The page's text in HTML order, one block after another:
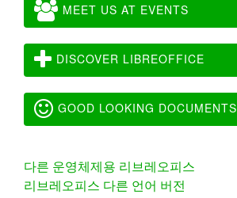
MEET US AT EVENTS
DISCOVER LIBREOFFICE
GOOD LOOKING DOCUMENTS
다른 운영체제용 리브레오피스
리브레오피스 다른 언어 버전